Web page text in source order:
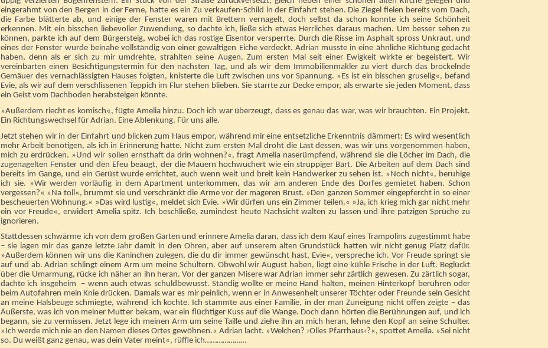
eingerahmt von den Bergen in der Ferne, hatte es ein Zu verkaufen-Schild in der Einfahrt stehen. Die Ziegel fielen bereits vom Dach,
die Farbe blätterte ab, und einige der Fenster waren mit Brettern vernagelt, doch selbst da schon konnte ich seine Schönheit
erkennen. Mit ein bisschen liebevoller Zuwendung, so dachte ich, ließe sich etwas Herrliches daraus machen. Um besser sehen zu
können, parkte ich auf dem Bürgersteig, wobei ich das rostige Eisentor versperrte. Durch die Risse im Asphalt spross Unkraut, und
eines der Fenster wurde beinahe vollständig von einer gewaltigen Eiche verdeckt. Adrian musste in eine ähnliche Richtung gedacht
haben, denn als er sich zu mir umdrehte, strahlten seine Augen. Zum ersten Mal seit einer Ewigkeit wirkte er begeistert. Wir
vereinbarten einen Besichtigungstermin für den nächsten Tag, und als wir dem Immobilienmakler zu viert durch das bröckelnde
Gemäuer des vernachlässigten Hauses folgten, knisterte die Luft zwischen uns vor Spannung. »Es ist ein bisschen gruselig«, befand
Evie, als wir auf dem verschlissenen Teppich im Flur stehen blieben. Sie starrte zur Decke empor, als erwarte sie jeden Moment, dass
ein Geist vom Dachboden herabsteigen könnte.
»Außerdem riecht es komisch«, fügte Amelia hinzu. Doch ich war überzeugt, dass es genau das war, was wir brauchten. Ein Projekt.
Ein Richtungswechsel für Adrian. Eine Ablenkung. Für uns alle.
Jetzt stehen wir in der Einfahrt und blicken zum Haus empor, während mir eine entsetzliche Erkenntnis dämmert: Es wird wesentlich
mehr Arbeit benötigen, als ich in Erinnerung hatte. Nicht zum ersten Mal droht die Last dessen, was wir uns vorgenommen haben,
mich zu erdrücken. »Und wir sollen ernsthaft da drin wohnen?«, fragt Amelia naserümpfend, während sie die Löcher im Dach, die
zugenagelten Fenster und den Efeu beäugt, der die Mauern hochwuchert wie ein struppiger Bart. Die Arbeiten auf dem Dach sind
bereits im Gange, und ein Gerüst wurde errichtet, auch wenn weit und breit kein Handwerker zu sehen ist. »Noch nicht«, beruhige
ich sie. »Wir werden vorläufig in dem Apartment unterkommen, das wir am anderen Ende des Dorfes gemietet haben. Schon
vergessen?« »Na toll«, brummt sie und verschränkt die Arme vor der mageren Brust. »Den ganzen Sommer eingepfercht in so einer
bescheuerten Wohnung.« »Das wird lustig«, meldet sich Evie. »Wir dürfen uns ein Zimmer teilen.« »Ja, ich krieg mich gar nicht mehr
ein vor Freude«, erwidert Amelia spitz. Ich beschließe, zumindest heute Nachsicht walten zu lassen und ihre patzigen Sprüche zu
ignorieren.
Stattdessen schwärme ich von dem großen Garten und erinnere Amelia daran, dass ich dem Kauf eines Trampolins zugestimmt habe
– sie lagen mir das ganze letzte Jahr damit in den Ohren, aber auf unserem alten Grundstück hatten wir nicht genug Platz dafür.
»Außerdem können wir uns die Kaninchen zulegen, die du dir immer gewünscht hast, Evie«, verspreche ich. Vor Freude springt sie
auf und ab. Adrian schlingt einem Arm um meine Schultern. Obwohl wir August haben, liegt eine kühle Frische in der Luft. Beglückt
über die Umarmung, rücke ich näher an ihn heran. Vor der ganzen Misere war Adrian immer sehr zärtlich gewesen. Zu zärtlich sogar,
dachte ich insgeheim – wenn auch etwas schuldbewusst. Ständig wollte er meine Hand halten, meinen Hinterkopf berühren oder
beim Autofahren mein Knie drücken. Damals war es mir peinlich, wenn er in Anwesenheit unserer Töchter oder Freunde sein Gesicht
an meine Halsbeuge schmiegte, während ich kochte. Ich stammte aus einer Familie, in der man Zuneigung nicht offen zeigte – das
Äußerste, was ich von meiner Mutter bekam, war ein flüchtiger Kuss auf die Wange. Doch dann hörten die Berührungen auf, und ich
begann, sie zu vermissen. Jetzt lege ich meinen Arm um seine Taille und ziehe ihn an mich heran, lehne den Kopf an seine Schulter.
»Ich werde mich nie an den Namen dieses Ortes gewöhnen.« Adrian lacht. »Welchen? ›Olles Pfarrhaus‹?«, spottet Amelia. »Sei nicht
so. Du weißt ganz genau, was dein Vater meint«, rüffle ich…………………